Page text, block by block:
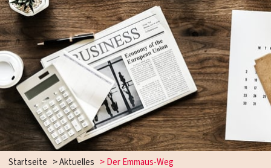
Startseite >Aktuelles >Der Emmaus-Weg